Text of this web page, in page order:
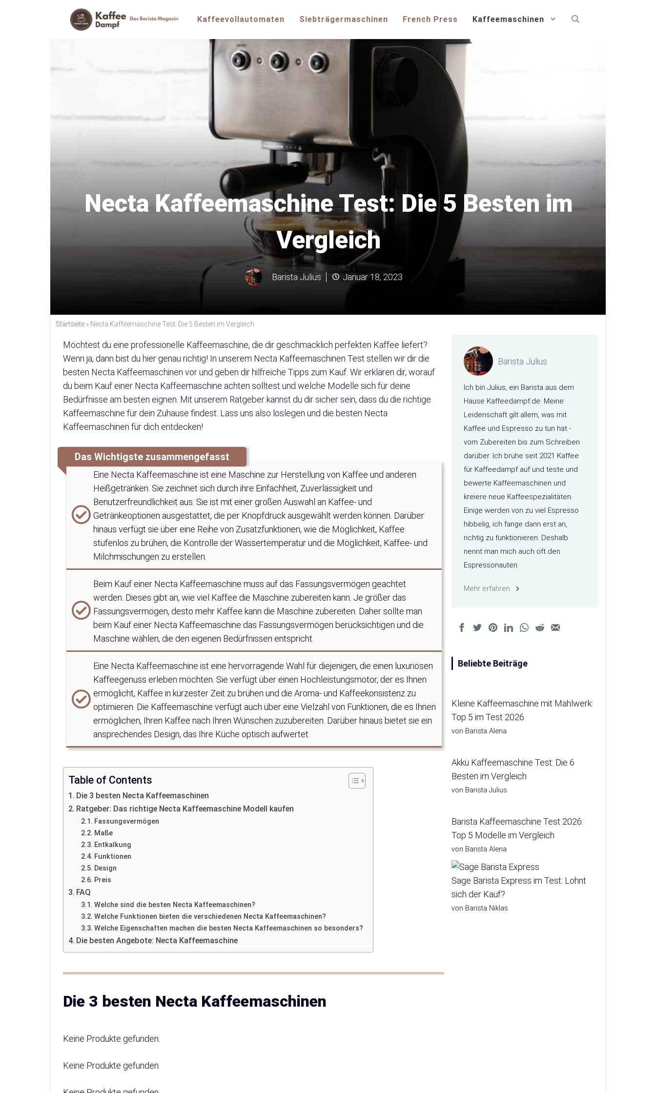
Kaffeevollautomaten Siebträgermaschinen French Press Kaffeemaschinen
Necta Kaffeemaschine Test: Die 5 Besten im
Vergleich
Barista Julius Januar 18, 2023
Startseite » Necta Kaffeemaschine Test: Die 5 Besten im Vergleich
Möchtest du eine professionelle Kaffeemaschine, die dir geschmacklich perfekten Kaffee liefert?
Wenn ja, dann bist du hier genau richtig! In unserem Necta Kaffeemaschinen Test stellen wir dir die
besten Necta Kaffeemaschinen vor und geben dir hilfreiche Tipps zum Kauf. Wir erklären dir, worauf
du beim Kauf einer Necta Kaffeemaschine achten solltest und welche Modelle sich für deine
Bedürfnisse am besten eignen. Mit unserem Ratgeber kannst du dir sicher sein, dass du die richtige
Kaffeemaschine für dein Zuhause findest. Lass uns also loslegen und die besten Necta
Kaffeemaschinen für dich entdecken!
Das Wichtigste zusammengefasst
Eine Necta Kaffeemaschine ist eine Maschine zur Herstellung von Kaffee und anderen
Heißgetränken. Sie zeichnet sich durch ihre Einfachheit, Zuverlässigkeit und
Benutzerfreundlichkeit aus. Sie ist mit einer großen Auswahl an Kaffee- und
Getränkeoptionen ausgestattet, die per Knopfdruck ausgewählt werden können. Darüber
hinaus verfügt sie über eine Reihe von Zusatzfunktionen, wie die Möglichkeit, Kaffee
stufenlos zu brühen, die Kontrolle der Wassertemperatur und die Möglichkeit, Kaffee- und
Milchmischungen zu erstellen.
Beim Kauf einer Necta Kaffeemaschine muss auf das Fassungsvermögen geachtet
werden. Dieses gibt an, wie viel Kaffee die Maschine zubereiten kann. Je größer das
Fassungsvermögen, desto mehr Kaffee kann die Maschine zubereiten. Daher sollte man
beim Kauf einer Necta Kaffeemaschine das Fassungsvermögen berücksichtigen und die
Maschine wählen, die den eigenen Bedürfnissen entspricht.
Eine Necta Kaffeemaschine ist eine hervorragende Wahl für diejenigen, die einen luxuriösen
Kaffeegenuss erleben möchten. Sie verfügt über einen Hochleistungsmotor, der es Ihnen
ermöglicht, Kaffee in kürzester Zeit zu brühen und die Aroma- und Kaffeekonsistenz zu
optimieren. Die Kaffeemaschine verfügt auch über eine Vielzahl von Funktionen, die es Ihnen
ermöglichen, Ihren Kaffee nach Ihren Wünschen zuzubereiten. Darüber hinaus bietet sie ein
ansprechendes Design, das Ihre Küche optisch aufwertet.
Table of Contents
Die 3 besten Necta Kaffeemaschinen
Ratgeber: Das richtige Necta Kaffeemaschine Modell kaufen
Fassungsvermögen
Maße
Entkalkung
Funktionen
Design
Preis
FAQ
Welche sind die besten Necta Kaffeemaschinen?
Welche Funktionen bieten die verschiedenen Necta Kaffeemaschinen?
Welche Eigenschaften machen die besten Necta Kaffeemaschinen so besonders?
Die besten Angebote: Necta Kaffeemaschine
Die 3 besten Necta Kaffeemaschinen
Keine Produkte gefunden.
Keine Produkte gefunden.
Barista Julius
Ich bin Julius, ein Barista aus dem
Hause Kaffeedampf.de. Meine
Leidenschaft gilt allem, was mit
Kaffee und Espresso zu tun hat -
vom Zubereiten bis zum Schreiben
darüber. Ich brühe seit 2021 Kaffee
für Kaffeedampf auf und teste und
bewerte Kaffeemaschinen und
kreiere neue Kaffeespezialitäten.
Einige werden von zu viel Espresso
hibbelig, ich fange dann erst an,
richtig zu funktionieren. Deshalb
nennt man mich auch oft den
Espressonauten.
Mehr erfahren
Beliebte Beiträge
Kleine Kaffeemaschine mit Mahlwerk:
Top 5 im Test 2026
von Barista Alena
Akku Kaffeemaschine Test: Die 6
Besten im Vergleich
von Barista Julius
Barista Kaffeemaschine Test 2026:
Top 5 Modelle im Vergleich
von Barista Alena
Sage Barista Express im Test: Lohnt
sich der Kauf?
von Barista Niklas